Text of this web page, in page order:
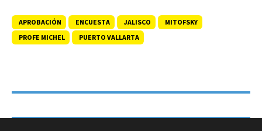
APROBACIÓN ENCUESTA JALISCO
MITOFSKY
PROFE MICHEL
PUERTO VALLARTA